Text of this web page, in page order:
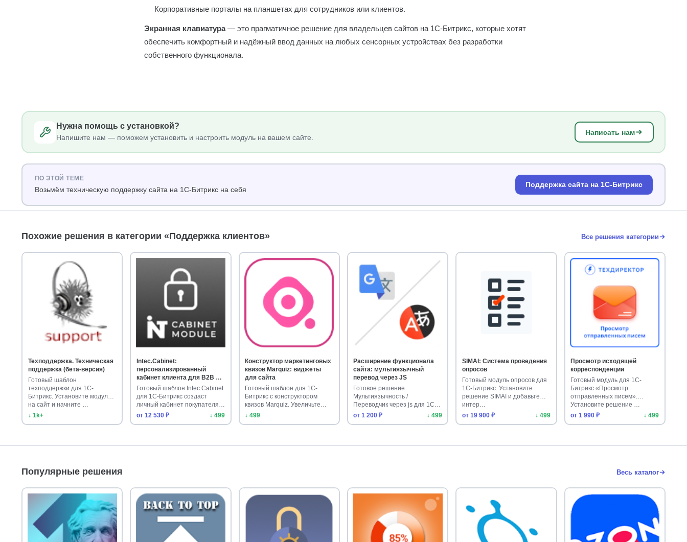
Корпоративные порталы на планшетах для сотрудников или клиентов.
Экранная клавиатура— это прагматичное решение для владельцев сайтов на 1С-Битрикс, которые хотят
обеспечить комфортный и надёжный ввод данных на любых сенсорных устройствах без разработки
собственного функционала.
Нужна помощь с установкой?
Напишите нам — поможем установить и настроить модуль на вашем сайте.
Написать нам
ПО ЭТОЙ ТЕМЕ
Возьмём техническую поддержку сайта на 1С-Битрикс на себя
Поддержка сайта на 1С-Битрикс
Похожие решения в категории «Поддержка клиентов» Все решения категории
Техподдержка. Техническая
поддержка (бета-версия)
Готовый шаблон
техподдержки для 1С-
Битрикс. Установите модуль
на сайт и начните …
↓ 1k+
Intec.Cabinet:
персонализированный
кабинет клиента для B2B и
B2C
Готовый шаблон Intec.Cabinet
для 1С-Битрикс создаст
личный кабинет покупателя
дл…
от 12 530 ₽ ↓ 499
Конструктор маркетинговых
квизов Marquiz: виджеты
для сайта
Готовый шаблон для 1С-
Битрикс с конструктором
квизов Marquiz. Увеличьте
конверси…
↓ 499
Расширение функционала
сайта: мультиязычный
перевод через JS
Готовое решение
Мультиязычность /
Переводчик через js для 1С-
Битрикс. Установите…
от 1 200 ₽ ↓ 499
SIMAI: Система проведения
опросов
Готовый модуль опросов для
1С-Битрикс. Установите
решение SIMAI и добавьте
интер…
от 19 900 ₽
↓ 499
Просмотр исходящей
корреспонденции
Готовый модуль для 1С-
Битрикс «Просмотр
отправленных писем».
Установите решение …
от 1 990 ₽
↓ 499
Популярные решения Весь каталог